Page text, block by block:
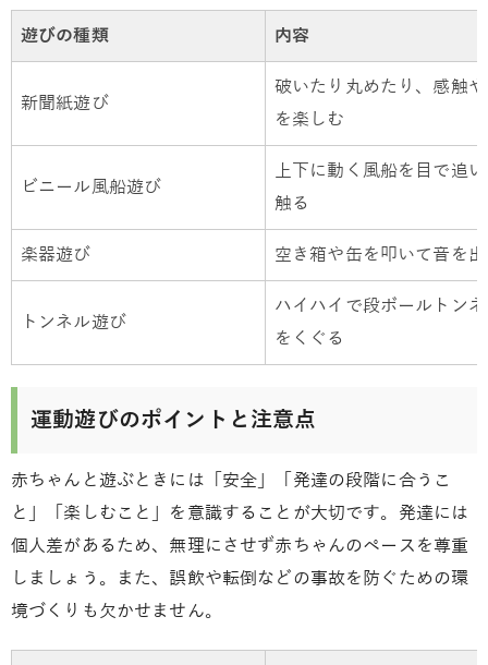
遊びの種類 内容
新聞紙遊び
破いたり丸めたり、感触
を楽しむ
ビニール風船遊び
上下に動く風船を目で追
触る
楽器遊び 空き箱や缶を叩いて音を
トンネル遊び
ハイハイで段ボールトン
をくぐる
運動遊びのポイントと注意点
赤ちゃんと遊ぶときには「安全」「発達の段階に合うこ
と」「楽しむこと」を意識することが大切です。発達には
個人差があるため、無理にさせず赤ちゃんのペースを尊重
しましょう。また、誤飲や転倒などの事故を防ぐための環
境づくりも欠かせません。